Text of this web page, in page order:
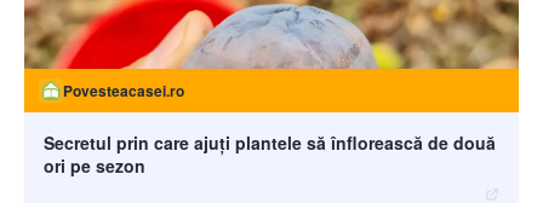
Povesteacasei.ro
Secretul prin care ajuți plantele să înflorească de două
ori pe sezon